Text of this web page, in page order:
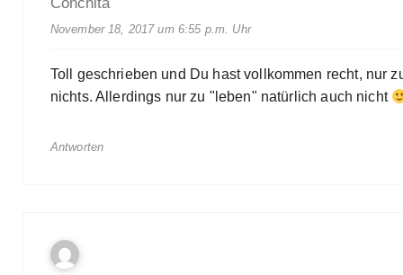
November 18, 2017 um 6:55 p.m. Uhr
Toll geschrieben und Du hast vollkommen recht, nur
nichts. Allerdings nur zu "leben" natürlich auch nicht
Antworten